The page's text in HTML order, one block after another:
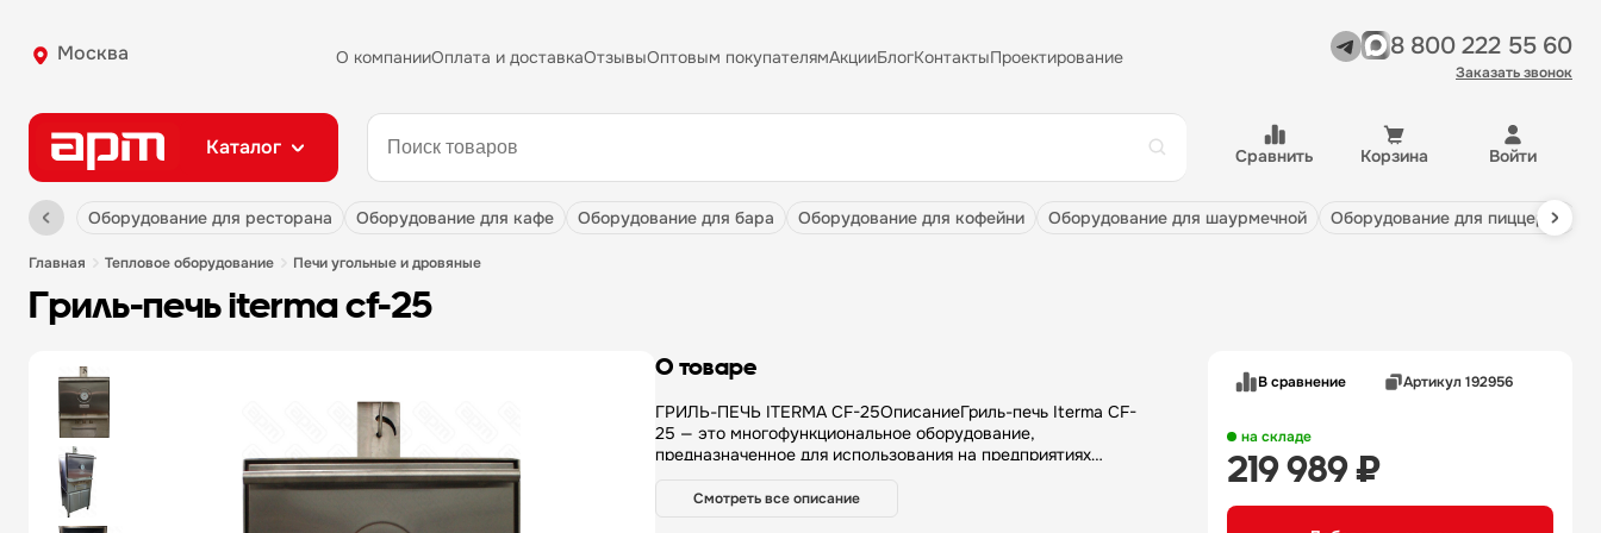
Москва О компанииОплата и доставкаОтзывыОптовым покупателямАкцииБлогКонтактыПроектирование 8 800 222 55 60
Заказать звонок
Каталог Сравнить Корзина Войти
оборудование для ресторана оборудование для кафе оборудование для бара оборудование для кофейни оборудование для шаурмечной оборудование для пиццерии
главная тепловое оборудование печи угольные и дровяные
гриль-печь iterma cf-25
О товаре
ГРИЛЬ-ПЕЧЬ ITERMA CF-25ОписаниеГриль-печь Iterma CF-
25 — это многофункциональное оборудование,
предназначенное для использования на предприятиях
кондитерских. Она идеально подходит для приготовления
Смотреть все описание
В сравнение Артикул 192956
на складе
219 989 ₽